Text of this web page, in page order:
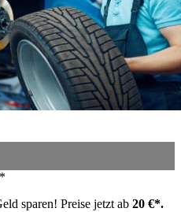
sparen! Preise jetzt ab 20 €*.